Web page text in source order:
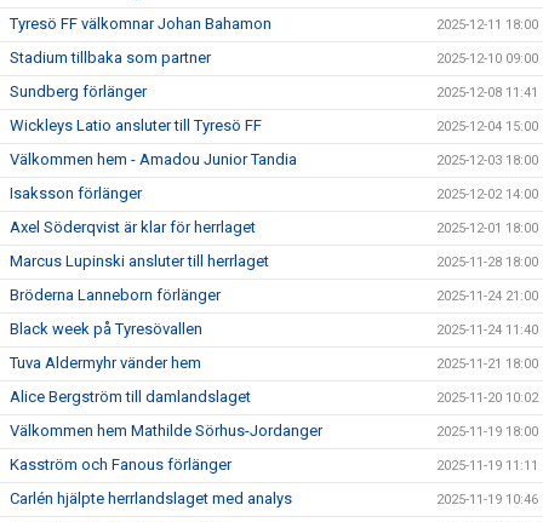
Tyresö FF välkomnar Johan Bahamon 2025-12-11 18:00
Stadium tillbaka som partner 2025-12-10 09:00
Sundberg förlänger 2025-12-08 11:41
Wickleys Latio ansluter till Tyresö FF 2025-12-04 15:00
Välkommen hem - Amadou Junior Tandia 2025-12-03 18:00
Isaksson förlänger 2025-12-02 14:00
Axel Söderqvist är klar för herrlaget 2025-12-01 18:00
Marcus Lupinski ansluter till herrlaget 2025-11-28 18:00
Bröderna Lanneborn förlänger 2025-11-24 21:00
Black week på Tyresövallen 2025-11-24 11:40
Tuva Aldermyhr vänder hem 2025-11-21 18:00
Alice Bergström till damlandslaget 2025-11-20 10:02
Välkommen hem Mathilde Sörhus-Jordanger 2025-11-19 18:00
Kasström och Fanous förlänger 2025-11-19 11:11
Carlén hjälpte herrlandslaget med analys 2025-11-19 10:46